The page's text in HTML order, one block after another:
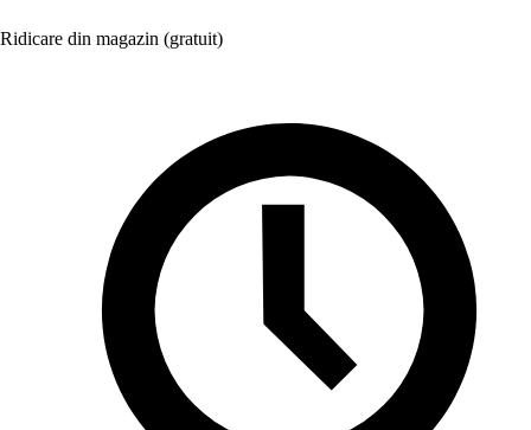
Ridicare din magazin (gratuit)